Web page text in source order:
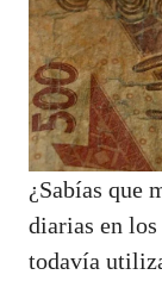
¿Sabías que
diarias en
todavía